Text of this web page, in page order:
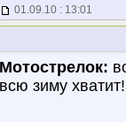
01.09.10 : 13:01
Мотострелок:
всю зиму